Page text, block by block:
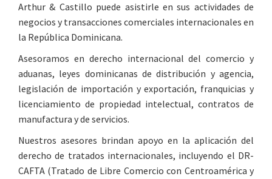
Arthur & Castillo puede asistirle en sus actividades de
negocios y transacciones comerciales internacionales en
la República Dominicana.
Asesoramos en derecho internacional del comercio y
aduanas, leyes dominicanas de distribución y agencia,
legislación de importación y exportación, franquicias y
licenciamiento de propiedad intelectual, contratos de
manufactura y de servicios.
Nuestros asesores brindan apoyo en la aplicación del
derecho de tratados internacionales, incluyendo el DR-
CAFTA (Tratado de Libre Comercio con Centroamérica y